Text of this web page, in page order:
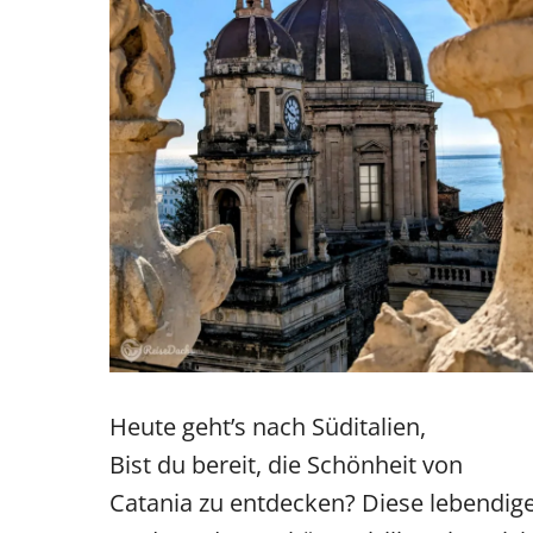
Heute geht’s nach Süditalien,
Bist du bereit, die Schönheit von
Catania zu entdecken? Diese